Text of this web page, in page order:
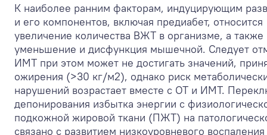
К наиболее ранним факторам, индуцирующим
и его компонентов, включая предиабет, относится
увеличение количества ВЖТ в организме, а также
уменьшение и дисфункция мышечной. Следует
ИМТ при этом может не достигать значений,
ожирения (>30 кг/м2), однако риск
нарушений возрастает вместе с ОТ и ИМТ.
депонирования избытка энергии с
подкожной жировой ткани (ПЖТ) на
связано с развитием низкоуровневого воспаления